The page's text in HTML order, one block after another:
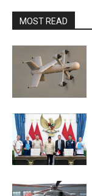
MOST READ